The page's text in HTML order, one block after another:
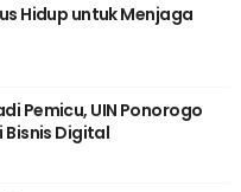
Hidup untuk Menjaga
Pemicu, UIN Ponorogo
Bisnis Digital